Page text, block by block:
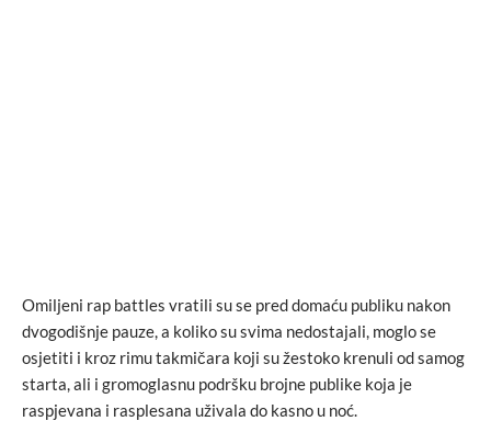
Omiljeni rap battles vratili su se pred domaću publiku nakon
dvogodišnje pauze, a koliko su svima nedostajali, moglo se
osjetiti i kroz rimu takmičara koji su žestoko krenuli od samog
starta, ali i gromoglasnu podršku brojne publike koja je
raspjevana i rasplesana uživala do kasno u noć.